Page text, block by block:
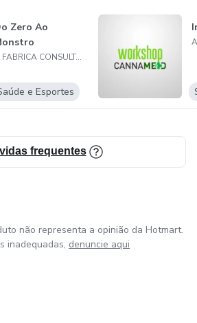
Zero Ao
A FABRICA CONSULTORIA EM PUBLICIDADE EIRELLI
e Esportes
frequentes
não representa a opinião da Hotmart.
inadequadas, denuncie aqui